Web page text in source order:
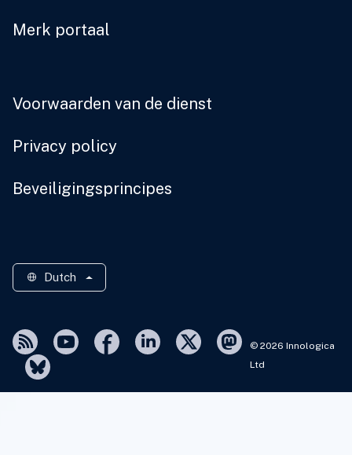
Merk portaal
Voorwaarden van de dienst
Privacy policy
Beveiligingsprincipes
Dutch
© 2026 Innologica
Ltd